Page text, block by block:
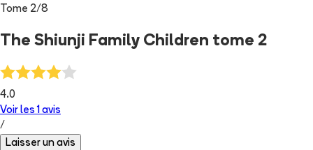
Tome 2/8
The Shiunji Family Children tome 2
4.0
Voir les 1 avis
/
Laisser un avis